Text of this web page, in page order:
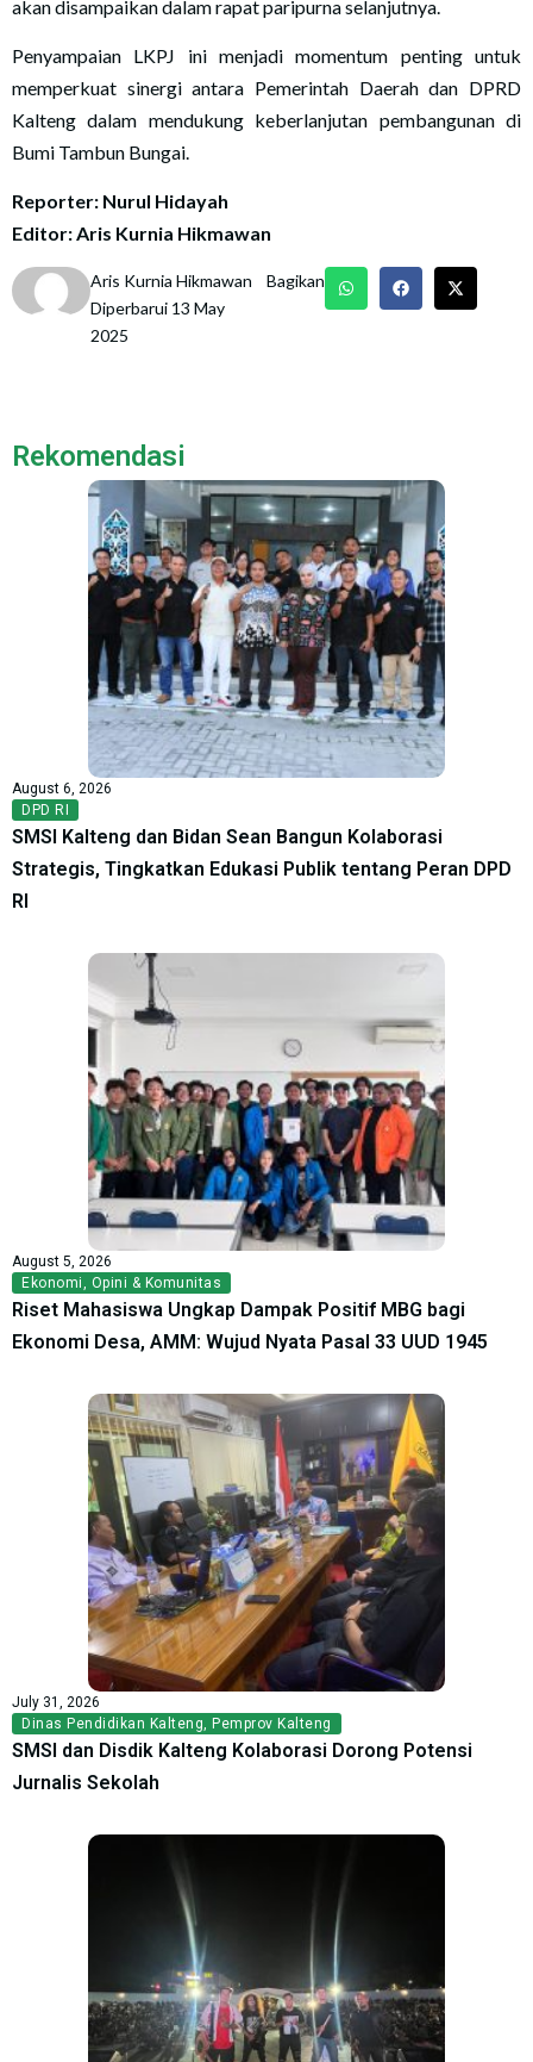
akan disampaikan dalam rapat paripurna selanjutnya.
Penyampaian LKPJ ini menjadi momentum penting untuk
memperkuat sinergi antara Pemerintah Daerah dan DPRD
Kalteng dalam mendukung keberlanjutan pembangunan di
Bumi Tambun Bungai.
Reporter: Nurul Hidayah
Editor: Aris Kurnia Hikmawan
Aris Kurnia Hikmawan
Diperbarui 13 May
2025
Bagikan
Rekomendasi
August 6, 2026
DPD RI
SMSI Kalteng dan Bidan Sean Bangun Kolaborasi
Strategis, Tingkatkan Edukasi Publik tentang Peran DPD
RI
August 5, 2026
Ekonomi, Opini & Komunitas
Riset Mahasiswa Ungkap Dampak Positif MBG bagi
Ekonomi Desa, AMM: Wujud Nyata Pasal 33 UUD 1945
July 31, 2026
Dinas Pendidikan Kalteng, Pemprov Kalteng
SMSI dan Disdik Kalteng Kolaborasi Dorong Potensi
Jurnalis Sekolah